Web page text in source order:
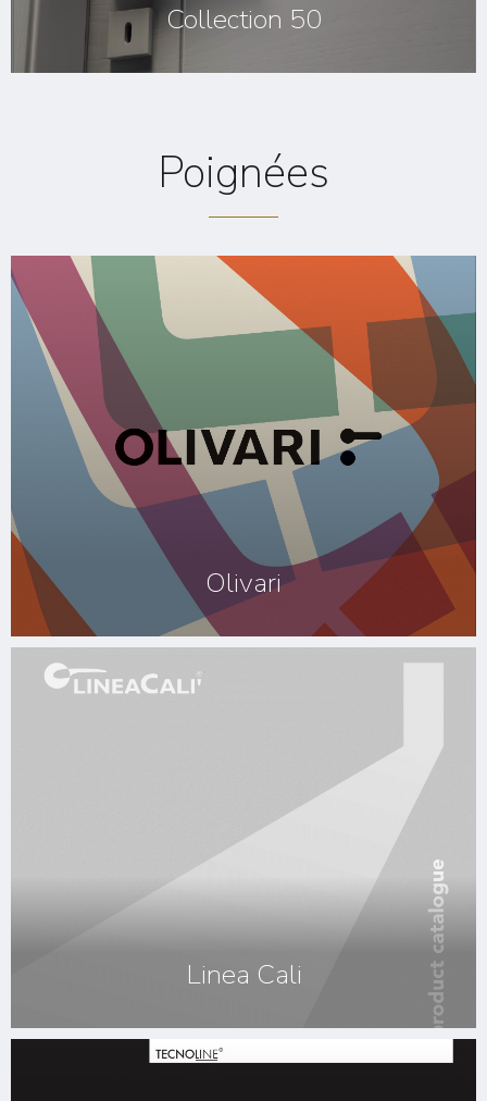
Collection 50
Poignées
Olivari
Linea Cali